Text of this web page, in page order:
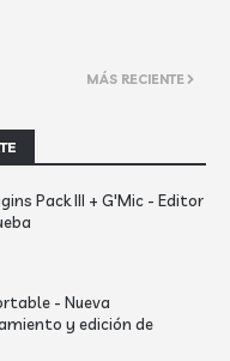
MÁS RECIENTE
Pack III + G'Mic - Editor
- Nueva
y edición de